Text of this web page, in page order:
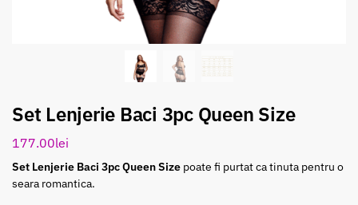
Set Lenjerie Baci 3pc Queen Size
177.00lei
Set Lenjerie Baci 3pc Queen Size poate fi purtat ca tinuta pentru o
seara romantica.